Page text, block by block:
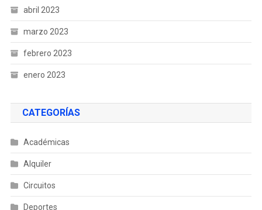
abril 2023
marzo 2023
febrero 2023
enero 2023
CATEGORÍAS
Académicas
Alquiler
Circuitos
Deportes